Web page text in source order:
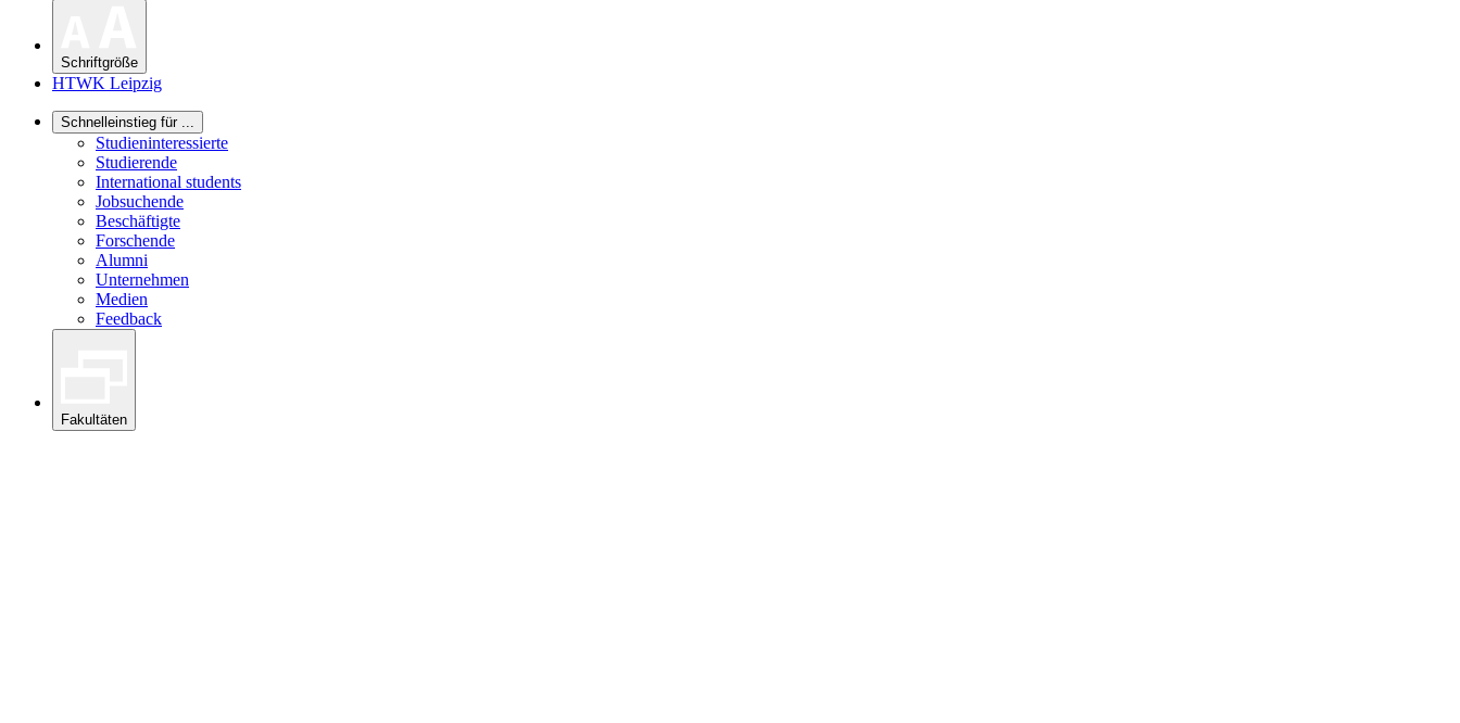
Schriftgröße
HTWK Leipzig
Schnelleinstieg für ...
Studieninteressierte
Studierende
International students
Jobsuchende
Beschäftigte
Forschende
Alumni
Unternehmen
Medien
Feedback
Fakultäten